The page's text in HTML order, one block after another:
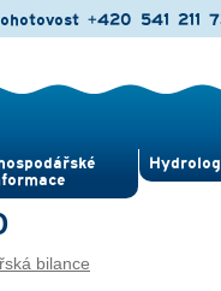
+420 541 211
bilance